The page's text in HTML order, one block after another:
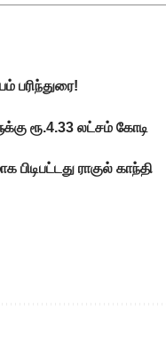
பரிந்துரை!
ரூ.4.33 லட்சம் கோடி
ராகுல் காந்தி